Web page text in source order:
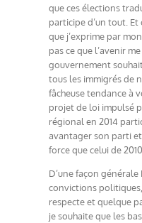
que ces élections
participe d’un tout.
que j’exprime par
pas ce que l’avenir
gouvernement
tous les immigrés de
fâcheuse tendance à
projet de loi impulsé
régional en 2014
avantager son parti
force que celui de 2010
D’une façon
convictions
respecte et quelque
je souhaite que les